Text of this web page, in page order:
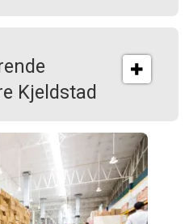
Kjeldstad